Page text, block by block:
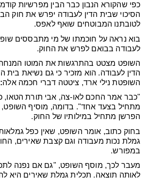
כפי שהקורא הנבון כבר הבין מפרשיות
הסיכוי שבית הדין לעבודה יפרש את חוק
לטובתנו המבוטחים שואף לאפס.
בוא נראה על חוכמתו של מי מתבססים
לעבודה בבואם לפרש את החוק.
השופט מצטט בהתרגשות את המוטו
הדין לעבודה. הוא מזכיר כי גם נשיאת בית
השופטת נילי ארד, ציטטה דברי חכמה אלה:
"כבר אמר החכם לאו-צה, אבי תורת הטאו,
מתחיל בצעד אחד". בדומה, מוסיף
הפרשן מתחיל במילותיו של החוק.
בחוק כתוב, אומר השופט, שאין כפל
גמלת נכות מעבודה וגם קצבת שאירים,
במפורש.
מעבר לכך, מוסף השופט, "גם אם נפנה
לאותה תוצאה. תכלית גמלת שאירים היא